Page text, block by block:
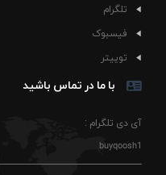
تلگرام
فیسبوک
توییتر
با ما در تماس باشید
آی دی تلگرام :
buyqoosh1